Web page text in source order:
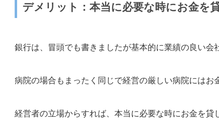
デメリット：本当に必要な時にお金を
銀行は、冒頭でも書きましたが基本的に業績の良い
病院の場合もまったく同じで経営の厳しい病院にはお
経営者の立場からすれば、本当に必要な時にお金を